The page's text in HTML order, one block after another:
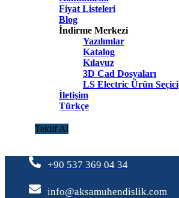
Fiyat Listeleri
Blog
İndirme Merkezi
Yazılımlar
Katalog
Kılavuz
3D Cad Dosyaları
LS Electric Ürün Seçici
İletişim
Türkçe
Teklif Al
+90 537 369 04 34
info@aksamuhendislik.com